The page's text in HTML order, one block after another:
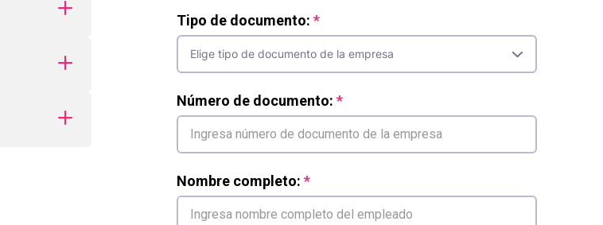
Tipo de documento:
Número de documento:
Nombre completo: